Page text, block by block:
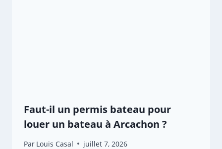
Faut-il un permis bateau pour
louer un bateau à Arcachon ?
Par Louis Casal juillet 7, 2026